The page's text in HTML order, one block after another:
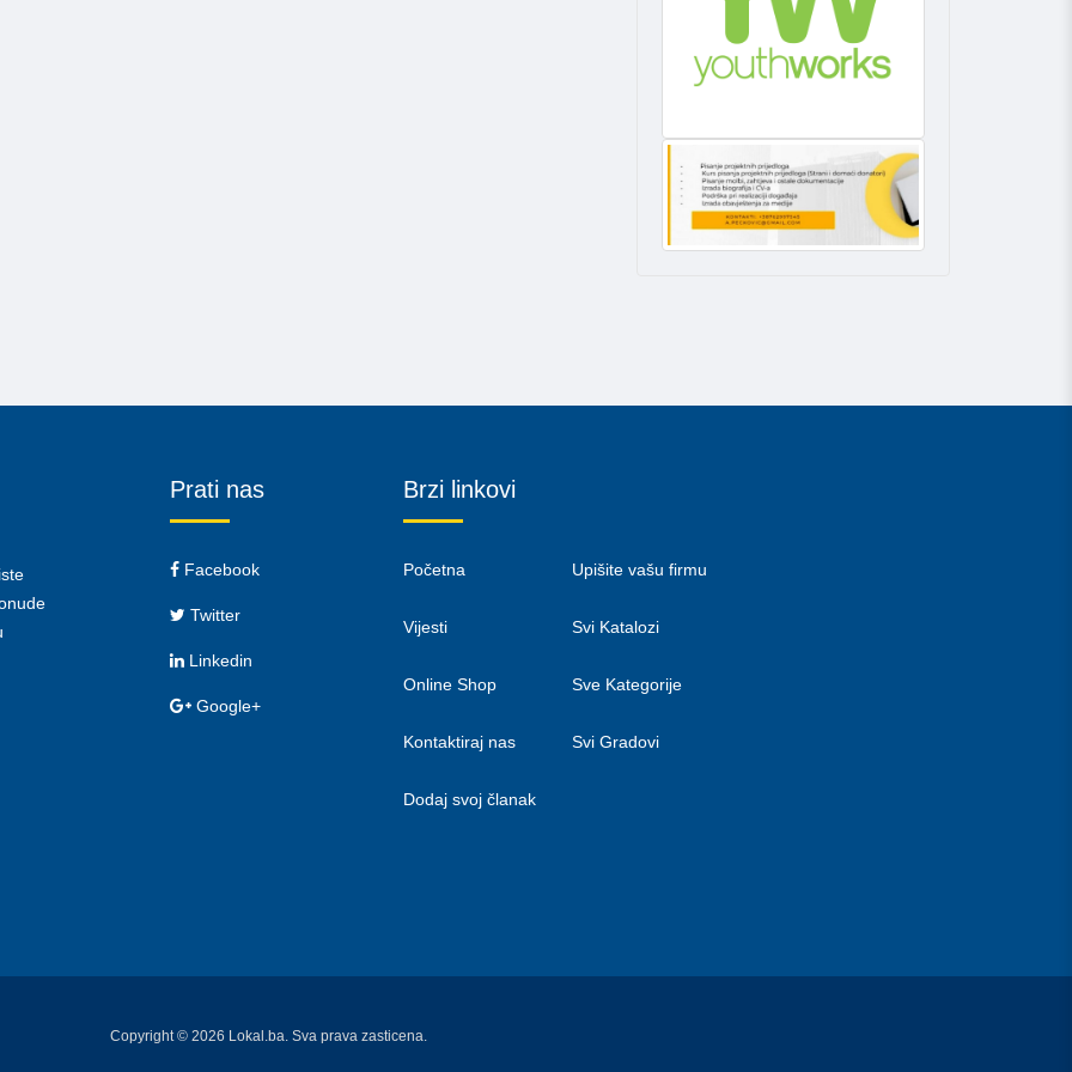
Prati nas
Facebook
Twitter
Linkedin
Google+
Brzi linkovi
Početna
Vijesti
Online Shop
Kontaktiraj nas
Dodaj svoj članak
Upišite vašu firmu
Svi Katalozi
Sve Kategorije
Svi Gradovi
Copyright © 2026 Lokal.ba. Sva prava zasticena.